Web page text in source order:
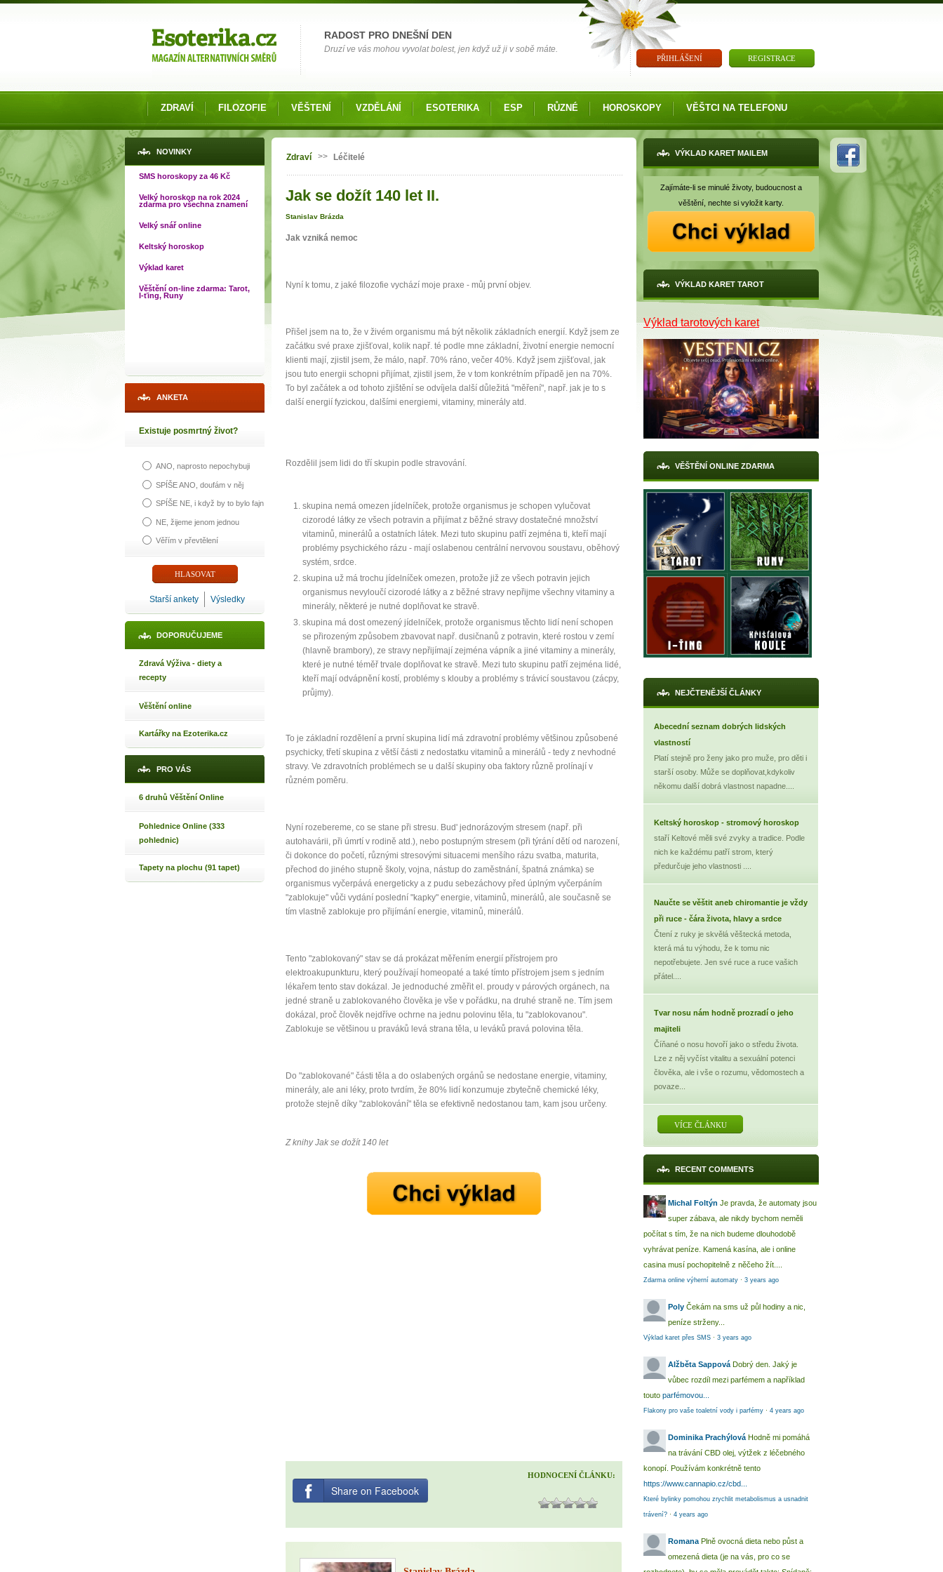
10 tipů pro zdravý a
plnohodnotný život
... všechny tipy zdarma.
Máte pocit, že jste unaveni hned jak ráno vstanete?
Nemusí to tak být - ZJISTĚTE ZDARMA!
Jak mít více energie každý den
RADOST PRO DNEŠNÍ DEN
Druzí ve vás mohou vyvolat bolest, jen když už ji v sobě máte.
PŘIHLÁŠENÍ REGISTRACE
ZDRAVÍ FILOZOFIE VĚŠTENÍ VZDĚLÁNÍ ESOTERIKA ESP RŮZNÉ HOROSKOPY VĚŠTCI NA TELEFONU
NOVINKY
SMS horoskopy za 46 Kč
Velký horoskop na rok 2024
zdarma pro všechna znamení
Velký snář online
Keltský horoskop
Výklad karet
Věštění on-line zdarma: Tarot,
I-ťing, Runy
ANKETA
Existuje posmrtný život?
ANO, naprosto nepochybuji
SPÍŠE ANO, doufám v něj
SPÍŠE NE, i když by to bylo fajn
NE, žijeme jenom jednou
Věřím v převtělení
Starší ankety Výsledky
DOPORUČUJEME
Zdravá Výživa - diety a
recepty
Věštění online
Kartářky na Ezoterika.cz
PRO VÁS
6 druhů Věštění Online
Pohlednice Online (333
pohlednic)
Tapety na plochu (91 tapet)
Jste zde
Zdraví >> Léčitelé
Jak se dožít 140 let II.
Stanislav Brázda
Jak vzniká nemoc
Nyní k tomu, z jaké filozofie vychází moje praxe - můj první objev.
Přišel jsem na to, že v živém organismu má být několik základních energií. Když jsem ze
začátku své praxe zjišťoval, kolik např. té podle mne základní, životní energie nemocní
klienti mají, zjistil jsem, že málo, např. 70% ráno, večer 40%. Když jsem zjišťoval, jak
jsou tuto energii schopni přijímat, zjistil jsem, že v tom konkrétním případě jen na 70%.
To byl začátek a od tohoto zjištění se odvíjela další důležitá "měření", např. jak je to s
další energií fyzickou, dalšími energiemi, vitaminy, minerály atd.
Rozdělil jsem lidi do tří skupin podle stravování.
skupina nemá omezen jídelníček, protože organismus je schopen vylučovat
cizorodé látky ze všech potravin a přijímat z běžné stravy dostatečné množství
vitaminů, minerálů a ostatních látek. Mezi tuto skupinu patří zejména ti, kteří mají
problémy psychického rázu - mají oslabenou centrální nervovou soustavu, oběhový
systém, srdce.
skupina už má trochu jídelníček omezen, protože již ze všech potravin jejich
organismus nevyloučí cizorodé látky a z běžné stravy nepřijme všechny vitaminy a
minerály, některé je nutné doplňovat ke stravě.
skupina má dost omezený jídelníček, protože organismus těchto lidí není schopen
se přirozeným způsobem zbavovat např. dusičnanů z potravin, které rostou v zemí
(hlavně brambory), ze stravy nepřijímají zejména vápník a jiné vitaminy a minerály,
které je nutné téměř trvale doplňovat ke stravě. Mezi tuto skupinu patří zejména lidé,
kteří mají odvápnění kostí, problémy s klouby a problémy s trávicí soustavou (zácpy,
průjmy).
To je základní rozdělení a první skupina lidí má zdravotní problémy většinou způsobené
psychicky, třetí skupina z větší části z nedostatku vitaminů a minerálů - tedy z nevhodné
stravy. Ve zdravotních problémech se u další skupiny oba faktory různě prolínají v
různém poměru.
Nyní rozebereme, co se stane při stresu. Bud' jednorázovým stresem (např. při
autohavárii, při úmrtí v rodině atd.), nebo postupným stresem (při týrání dětí od narození,
či dokonce do početí, různými stresovými situacemi menšího rázu svatba, maturita,
přechod do jiného stupně školy, vojna, nástup do zaměstnání, špatná známka) se
organismus vyčerpává energeticky a z pudu sebezáchovy před úplným vyčerpáním
"zablokuje" vůči vydání poslední "kapky" energie, vitaminů, minerálů, ale současně se
tím vlastně zablokuje pro přijímání energie, vitaminů, minerálů.
Tento "zablokovaný" stav se dá prokázat měřením energií přístrojem pro
elektroakupunkturu, který používají homeopaté a také tímto přístrojem jsem s jedním
lékařem tento stav dokázal. Je jednoduché změřit el. proudy v párových orgánech, na
jedné straně u zablokovaného člověka je vše v pořádku, na druhé straně ne. Tím jsem
dokázal, proč člověk nejdříve ochrne na jednu polovinu těla, tu "zablokovanou".
Zablokuje se většinou u praváků levá strana těla, u leváků pravá polovina těla.
Do "zablokované" části těla a do oslabených orgánů se nedostane energie, vitaminy,
minerály, ale ani léky, proto tvrdím, že 80% lidí konzumuje zbytečně chemické léky,
protože stejně díky "zablokování" těla se efektivně nedostanou tam, kam jsou určeny.
Z knihy Jak se dožít 140 let
HODNOCENÍ ČLÁNKU:
Share on Facebook
VÝKLAD KARET MAILEM
Zajímáte-li se minulé životy, budoucnost a
věštění, nechte si vyložit karty.
VÝKLAD KARET TAROT
Výklad tarotových karet
VĚŠTĚNÍ ONLINE ZDARMA
NEJČTENĚJŠÍ ČLÁNKY
Abecední seznam dobrých lidských
vlastností
Platí stejně pro ženy jako pro muže, pro děti i
starší osoby. Může se doplňovat,kdykoliv
někomu další dobrá vlastnost napadne....
Keltský horoskop - stromový horoskop
staří Keltové měli své zvyky a tradice. Podle
nich ke každému patří strom, který
předurčuje jeho vlastnosti ....
Naučte se věštit aneb chiromantie je vždy
při ruce - čára života, hlavy a srdce
Čtení z ruky je skvělá věštecká metoda,
která má tu výhodu, že k tomu nic
nepotřebujete. Jen své ruce a ruce vašich
přátel....
Tvar nosu nám hodně prozradí o jeho
majiteli
Číňané o nosu hovoří jako o středu života.
Lze z něj vyčíst vitalitu a sexuální potenci
člověka, ale i vše o rozumu, vědomostech a
povaze...
VÍCE ČLÁNKU
RECENT COMMENTS
Michal Foltýn Je pravda, že automaty jsou
super zábava, ale nikdy bychom neměli
počítat s tím, že na nich budeme dlouhodobě
vyhrávat peníze. Kamená kasína, ale i online
casina musí pochopitelně z něčeho žít....
Zdarma online výherní automaty · 3 years ago
Poly Čekám na sms už půl hodiny a nic,
peníze strženy...
Výklad karet přes SMS · 3 years ago
Alžběta Sappová Dobrý den. Jaký je
vůbec rozdíl mezi parfémem a například
touto parfémovou...
Flakony pro vaše toaletní vody i parfémy · 4 years ago
Dominika Prachýlová Hodně mi pomáhá
na trávání CBD olej, výtžek z léčebného
konopí. Používám konkrétně tento
https://www.cannapio.cz/cbd...
Které bylinky pomohou zrychlit metabolismus a usnadnit
trávení? · 4 years ago
Romana Plně ovocná dieta nebo půst a
omezená dieta (je na vás, pro co se